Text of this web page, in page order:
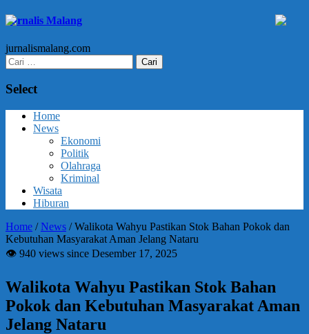
Jurnalis Malang
jurnalismalang.com
Cari
untuk:
Select
Home
News
Ekonomi
Politik
Olahraga
Kriminal
Wisata
Hiburan
Home /News /Walikota Wahyu Pastikan Stok Bahan Pokok dan
Kebutuhan Masyarakat Aman Jelang Nataru
👁 940 views since Desember 17, 2025
Walikota Wahyu Pastikan Stok Bahan
Pokok dan Kebutuhan Masyarakat Aman
Jelang Nataru